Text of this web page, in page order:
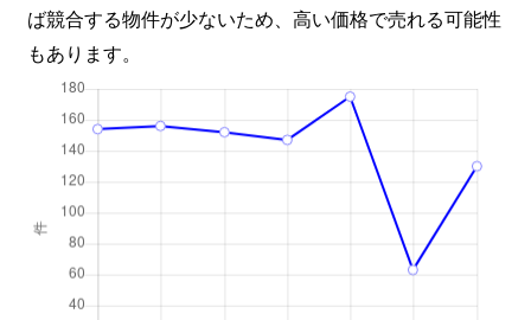
ば競合する物件が少ないため、高い価格で売れる可能性
もあります。